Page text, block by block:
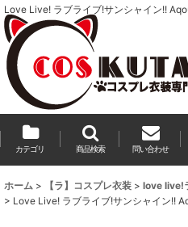
Love Live! ラブライブ!サンシャイン!!
カテゴリ 商品検索 問い合わせ
ホーム > 【ラ】コスプレ衣装 > love live!
> Love Live! ラブライブ!サンシャイン!!